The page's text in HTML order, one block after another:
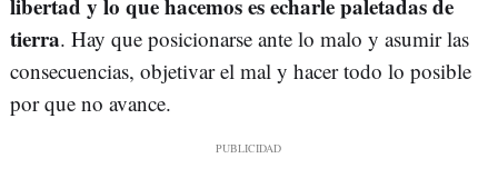
libertad y lo que hacemos es echarle paletadas de
tierra. Hay que posicionarse ante lo malo y asumir las
consecuencias, objetivar el mal y hacer todo lo posible
por que no avance.